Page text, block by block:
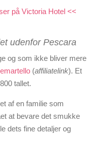
på Victoria Hotel <<
udenfor Pescara
og som ikke bliver mere
(affiliatelink). Et
tallet.
af en familiesom
at bevare det smukke
dets fine detaljer og